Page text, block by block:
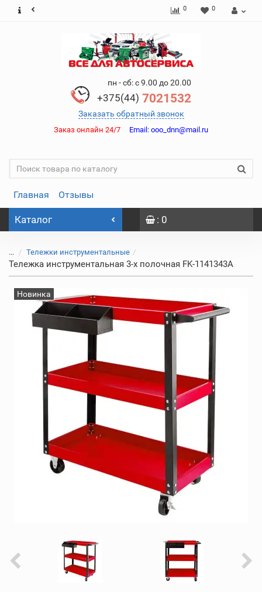
0 0
пн - сб: с 9.00 до 20.00
+375(44) 7021532
Заказать обратный звонок
Заказ онлайн 24/7 Email: ooo_dnn@mail.ru
Главная Отзывы
Каталог : 0
... Тележки инструментальные
Тележка инструментальная 3-х полочная FK-1141343A
Новинка